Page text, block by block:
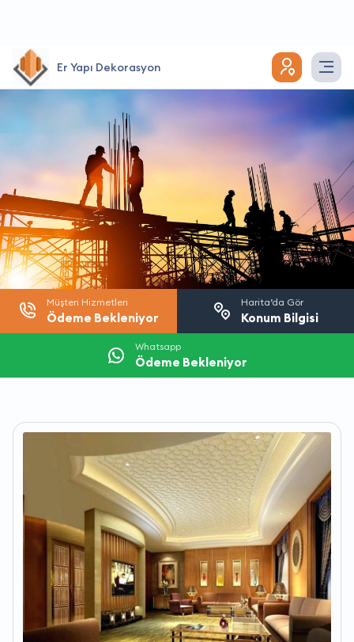
Er Yapı Dekorasyon
Müşteri Hizmetleri
Ödeme Bekleniyor
Harita’da Gör
Konum Bilgisi
Whatsapp
Ödeme Bekleniyor